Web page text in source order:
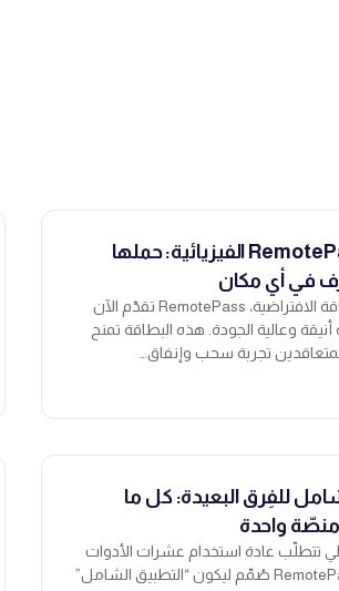
بطاقة RemotePass الفيزيائية: حملها
في أي مكان
إلى جانب البطاقة الافتراضية، RemotePass تقدّم الآن
أنيقة وعالية الجودة. هذه البطاقة تمنح
تجربة سحب وإنفاق…
للفِرق البعيدة: كل ما
واحدة
تتطلّب عادة استخدام عشرات الأدوات
المنفصلة. RemotePass صُمّم ليكون “التطبيق الشامل”